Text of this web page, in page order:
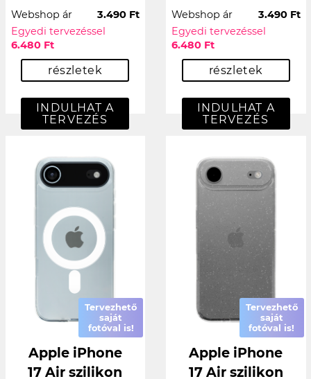
Webshop ár
3.490 Ft
Egyedi tervezéssel
6.480 Ft
részletek
INDULHAT A
TERVEZÉS
Webshop ár
3.490 Ft
Egyedi tervezéssel
6.480 Ft
részletek
INDULHAT A
TERVEZÉS
Tervezhető
saját
fotóval is!
Apple iPhone
17 Air szilikon
Tervezhető
saját
fotóval is!
Apple iPhone
17 Air szilikon